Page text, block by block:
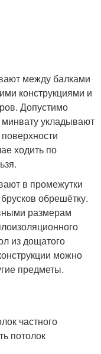
между балками
конструкциями и
Допустимо
минвату укладывают
ходить по
в промежутки
обрешётку.
размерам
из дощатого
можно
предметы.